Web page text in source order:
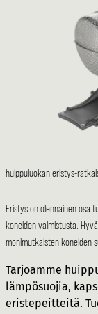
huippuluokan eristys-
Eristys on olennainen osa
koneiden valmistusta.
monimutkaisten koneiden
Tarjoamme
lämpösuojia,
eristepeitteitä.